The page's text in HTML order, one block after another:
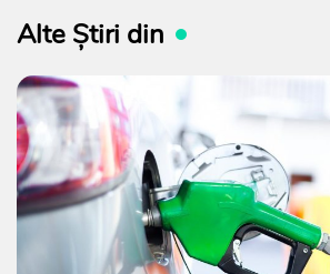
Alte Știri din